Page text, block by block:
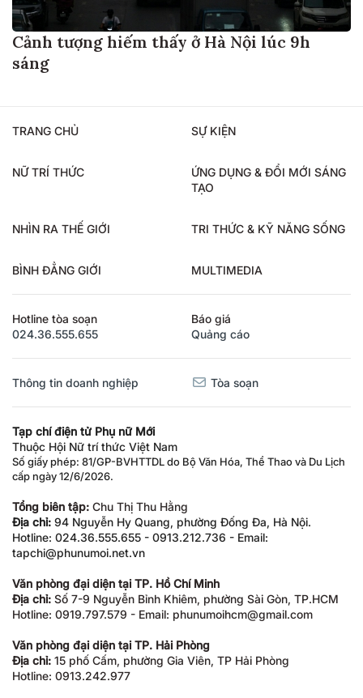
Cảnh tượng hiếm thấy ở Hà Nội lúc 9h
sáng
TRANG CHỦ SỰ KIỆN
NỮ TRÍ THỨC
ỨNG DỤNG & ĐỔI MỚI SÁNG
TẠO
NHÌN RA THẾ GIỚI TRI THỨC & KỸ NĂNG SỐNG
BÌNH ĐẲNG GIỚI MULTIMEDIA
Hotline tòa soạn
024.36.555.655
Báo giá
Quảng cáo
Thông tin doanh nghiệp Tòa soạn
Tạp chí điện tử Phụ nữ Mới
Thuộc Hội Nữ trí thức Việt Nam
Số giấy phép: 81/GP-BVHTTDL do Bộ Văn Hóa, Thể Thao và Du Lịch
cấp ngày 12/6/2026.
Tổng biên tập: Chu Thị Thu Hằng
Địa chỉ: 94 Nguyễn Hy Quang, phường Đống Đa, Hà Nội.
Hotline: 024.36.555.655 - 0913.212.736 - Email:
tapchi@phunumoi.net.vn
Văn phòng đại diện tại TP. Hồ Chí Minh
Địa chỉ: Số 7-9 Nguyễn Bỉnh Khiêm, phường Sài Gòn, TP.HCM
Hotline: 0919.797.579 - Email: phunumoihcm@gmail.com
Văn phòng đại diện tại TP. Hải Phòng
Địa chỉ: 15 phố Cấm, phường Gia Viên, TP Hải Phòng
Hotline: 0913.242.977